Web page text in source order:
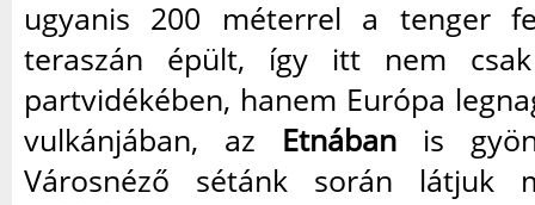
ugyanis 200 méterrel a tenger
teraszán épült, így itt nem
partvidékében, hanem Európa
vulkánjában, az Etnában is
Városnéző sétánk során